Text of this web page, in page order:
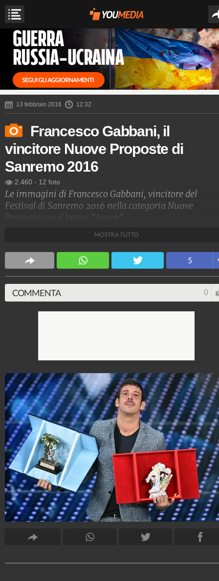
13 febbraio 2016 12:32
Francesco Gabbani, il
vincitore Nuove Proposte di
Sanremo 2016
2.460 - 12 foto
Le immagini di Francesco Gabbani, vincitore del
Festival di Sanremo 2016 nella categoria Nuove
Proposte con il brano "Amen".
Spettacolo FanpageMOSTRA TUTTO
5
COMMENTA 0